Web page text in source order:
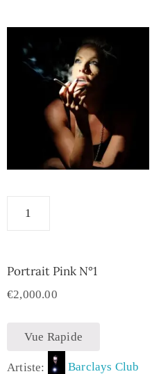
Portrait Pink N°1
€2,000.00
Vue Rapide
Artiste: Barclays Club